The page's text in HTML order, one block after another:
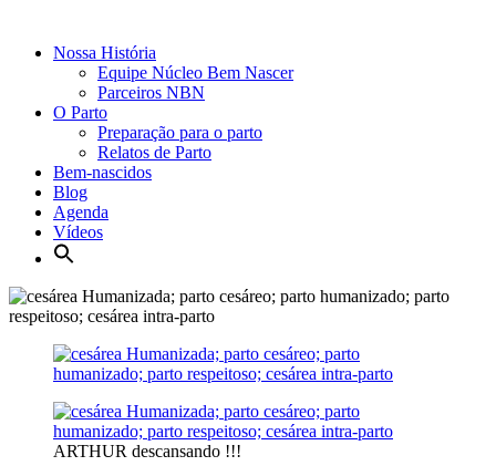
Nossa História
Equipe Núcleo Bem Nascer
Parceiros NBN
O Parto
Preparação para o parto
Relatos de Parto
Bem-nascidos
Blog
Agenda
Vídeos
ARTHUR descansando !!!